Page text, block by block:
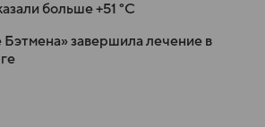
больше +51 °C
Бэтмена» завершила лечение в